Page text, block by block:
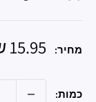
מחיר: מחיר
15.95 ש״ח
כמות: